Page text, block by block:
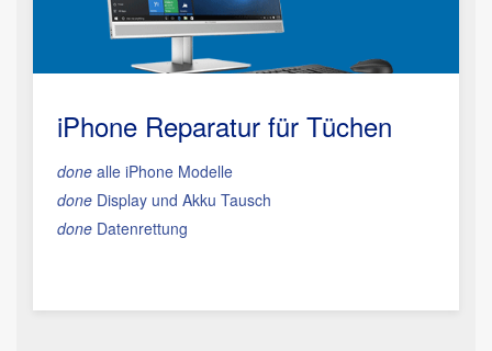
iPhone Reparatur für Tüchen
done alle iPhone Modelle
done Display und Akku Tausch
done Datenrettung